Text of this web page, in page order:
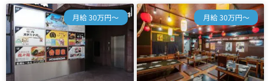
月給 30万円～ 月給 30万円～